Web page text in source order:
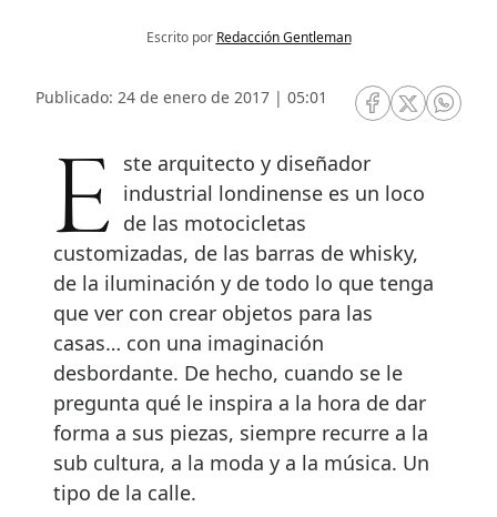
Escrito por Redacción Gentleman
Publicado: 24 de enero de 2017 | 05:01
RRSS Facebook
RRSSRRSS
Este arquitecto y diseñador industrial londinense es un loco
de las motocicletas
customizadas, de las barras de whisky,
de la iluminación y de todo lo que tenga
que ver con crear objetos para las
casas… con una imaginación
desbordante. De hecho, cuando se le
pregunta qué le inspira a la hora de dar
forma a sus piezas, siempre recurre a la
sub cultura, a la moda y a la música. Un
tipo de la calle.